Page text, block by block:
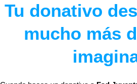
Tu donativo
mucho más